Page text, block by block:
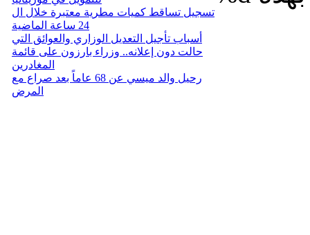
تسجيل تساقط كميات مطرية معتبرة خلال ال
24 ساعة الماضية
أسباب تأجيل التعديل الوزاري والعوائق التي
حالت دون إعلانه.. وزراء بارزون على قائمة
المغادرين
رحيل والد ميسي عن 68 عاماً بعد صراع مع
المرض